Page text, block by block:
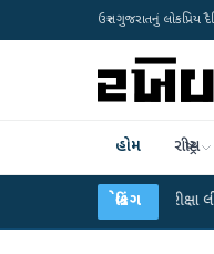
ઉત્તર ગુજરાતનું લોકપ્રિય
હોમ રાષ્ટ્રીય
બ્રેકિંગ
NET પરીક્ષા લીકના આરોપો પર